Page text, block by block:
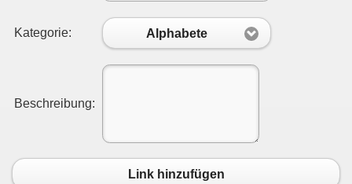
Kategorie: Alphabete
Beschreibung:
Link hinzufügen